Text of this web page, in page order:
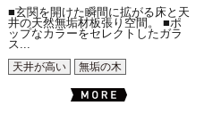
■玄関を開けた瞬間に拡がる床と天
井の天然無垢材板張り空間。 ■ポ
ップなカラーをセレクトしたガラ
ス...
天井が高い
無垢の木